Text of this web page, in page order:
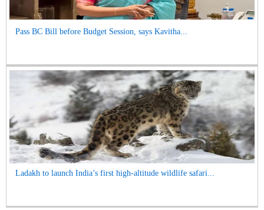
Pass BC Bill before Budget Session, says Kavitha...
Ladakh to launch India’s first high-altitude wildlife safari...